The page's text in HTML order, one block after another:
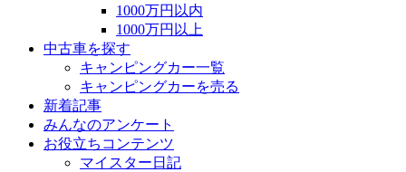
1000万円以内
1000万円以上
中古車を探す
キャンピングカー一覧
キャンピングカーを売る
新着記事
みんなのアンケート
お役立ちコンテンツ
マイスター日記